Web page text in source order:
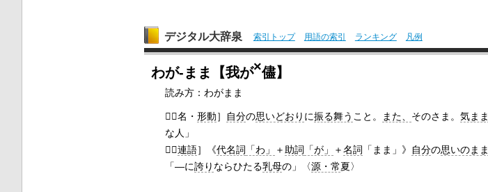
デジタル大辞泉 索引トップ 用語の索引 ランキング 凡例
わが‐まま【我が×儘】
読み方：わがまま
［名・形動］ 自分の思いどおり に振る舞う こと。 また、 そのさま。気まま
な人」
［連語］ 《代名詞 「わ」 ＋ 助詞 「が」 ＋名詞 「まま」》 自分の思いのまま
「―に誇り ならひたる乳母の」〈源・常夏〉